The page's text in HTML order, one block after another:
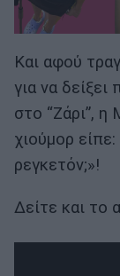
Και αφού
για να
στο “Ζάρι”, η
χιούμορ
ρεγκετόν;»!
Δείτε και